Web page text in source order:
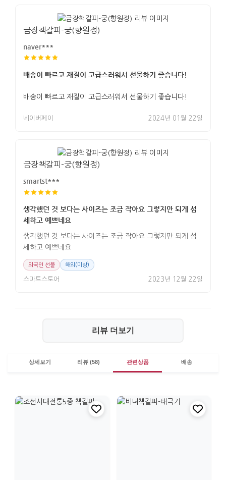
금장책갈피-궁(향원정)
naver***
배송이 빠르고 재질이 고급스러워서 선물하기 좋습니다!
배송이 빠르고 재질이 고급스러워서 선물하기 좋습니다!
네이버페이 2024년 01월 22일
금장책갈피-궁(향원정)
smartst***
생각했던 것 보다는 사이즈는 조금 작아요 그렇지만 되게 섬
세하고 예쁘네요
생각했던 것 보다는 사이즈는 조금 작아요 그렇지만 되게 섬
세하고 예쁘네요
외국인 선물 해외(미상)
스마트스토어 2023년 12월 22일
리뷰 더보기
상세보기 리뷰 (58) 관련상품 배송